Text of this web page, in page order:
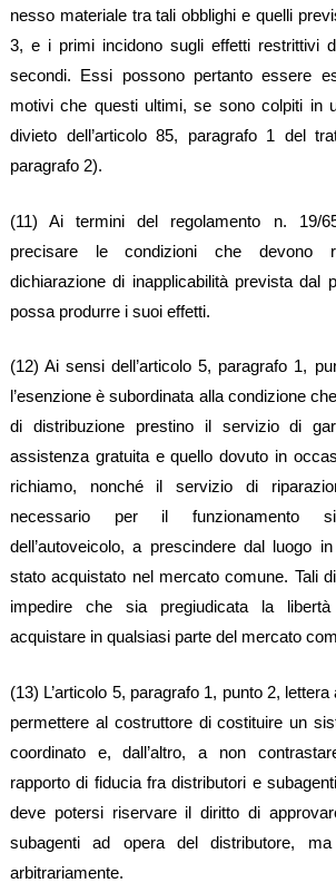
nesso materiale tra tali obblighi e quelli
3, e i primi incidono sugli effetti restrittivi
secondi. Essi possono pertanto essere
motivi che questi ultimi, se sono colpiti in
divieto dell’articolo 85, paragrafo 1 del
paragrafo 2).
(11) Ai termini del regolamento n. 19/
precisare le condizioni che devono
dichiarazione di inapplicabilità prevista dal
possa produrre i suoi effetti.
(12) Ai sensi dell’articolo 5, paragrafo 1,
l’esenzione è subordinata alla condizione
di distribuzione prestino il servizio di
assistenza gratuita e quello dovuto in
richiamo, nonché il servizio di
necessario per il funzionamento
dell’autoveicolo, a prescindere dal luogo
stato acquistato nel mercato comune. Tali
impedire che sia pregiudicata la
acquistare in qualsiasi parte del mercato
(13) L’articolo 5, paragrafo 1, punto 2,
permettere al costruttore di costituire un
coordinato e, dall’altro, a non
rapporto di fiducia fra distributori e
deve potersi riservare il diritto di
subagenti ad opera del distributore,
arbitrariamente.